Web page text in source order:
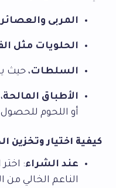
المربى والعصائر
الحلويات مثل
السلطات، حيث
الأطباق المالحة
أو اللحوم
كيفية اختيار وتخزين
عند الشراء: اختر
الناعم الخالي من